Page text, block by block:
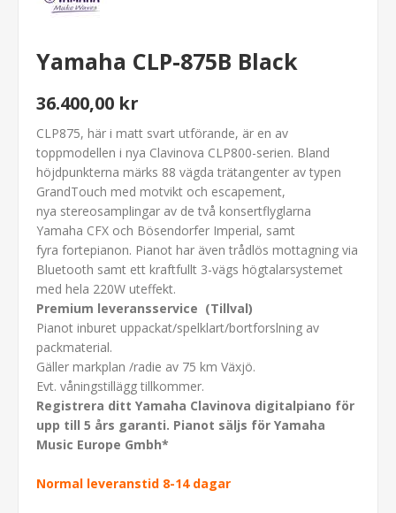
Yamaha CLP-875B Black
36.400,00 kr
CLP875, här i matt svart utförande, är en av
toppmodellen i nya Clavinova CLP800-serien. Bland
höjdpunkterna märks 88 vägda trätangenter av typen
GrandTouch med motvikt och escapement,
nya stereosamplingar av de två konsertflyglarna
Yamaha CFX och Bösendorfer Imperial, samt
fyra fortepianon. Pianot har även trådlös mottagning via
Bluetooth samt ett kraftfullt 3-vägs högtalarsystemet
med hela 220W uteffekt.
Premium leveransservice (Tillval)
Pianot inburet uppackat/spelklart/bortforslning av
packmaterial.
Gäller markplan /radie av 75 km Växjö.
Evt. våningstillägg tillkommer.
Registrera ditt Yamaha Clavinova digitalpiano för
upp till 5 års garanti. Pianot säljs för Yamaha
Music Europe Gmbh*
Normal leveranstid 8-14 dagar